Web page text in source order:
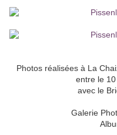
Photos réalisées à La
entre le
avec le
Galerie